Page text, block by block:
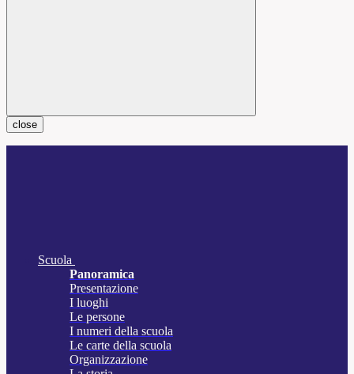
close
Scuola
Panoramica
Presentazione
I luoghi
Le persone
I numeri della scuola
Le carte della scuola
Organizzazione